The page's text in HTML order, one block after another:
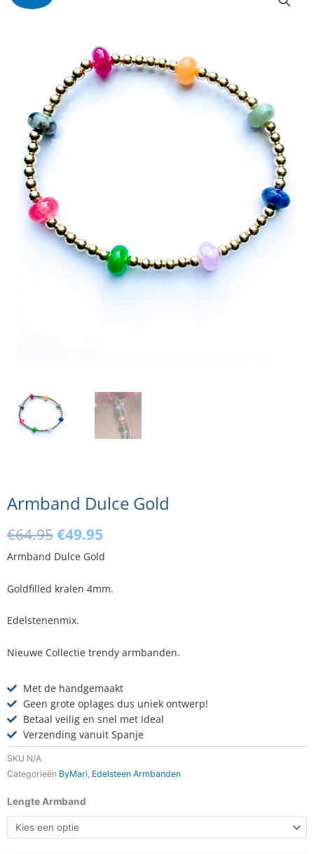
Armband Dulce Gold
€64.95Oorspronkelijke
prijs
was:
€64.95.
€49.95
prijs
is:
Armband Dulce Gold
Goldfilled kralen 4mm.
Edelstenenmix.
Nieuwe Collectie trendy armbanden.
Met de handgemaakt
Geen grote oplages dus uniek ontwerp!
Betaal veilig en snel met Ideal
Verzending vanuit Spanje
SKU N/A
Categorieën ByMari, Edelsteen Armbanden
Lengte Armband
Armband
Dulce
Gold